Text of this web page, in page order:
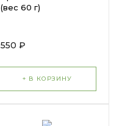
(вес 60 г)
550 ₽
+ В КОРЗИНУ